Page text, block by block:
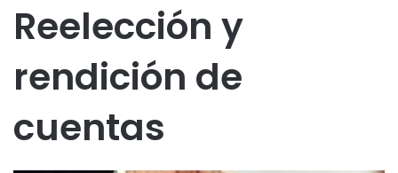
Reelección y
rendición de
cuentas